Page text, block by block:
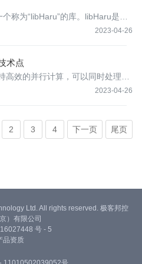
2023-04-26
称为“libHaru”的库。libHaru是一
建PDF文件。使用libHaru，你可
术点
2023-04-26
效的并行计算，可以同时处理多
2 3 4 下一页 尾页
Ltd. All rights reserved. 极客邦控
）有限公司
号 - 5
品资质